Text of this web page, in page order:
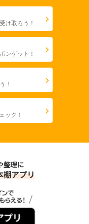
け取ろう！
ンゲット！
！
ック！